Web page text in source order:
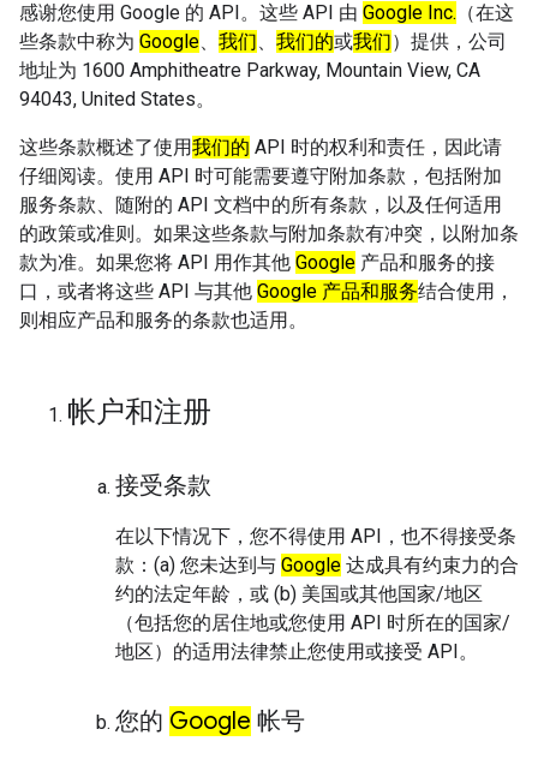
感谢您使用 Google 的 API。这些 API 由 Google Inc. （在这
些条款中称为 Google、 我们、 我们的或我们）提供，公司
地址为 1600 Amphitheatre Parkway, Mountain View, CA
94043, United States。
这些条款概述了使用我们的 API 时的权利和责任，因此请
仔细阅读。使用 API 时可能需要遵守附加条款，包括附加
服务条款、随附的 API 文档中的所有条款，以及任何适用
的政策或准则。如果这些条款与附加条款有冲突，以附加条
款为准。如果您将 API 用作其他 Google 产品和服务的接
口，或者将这些 API 与其他 Google 产品和服务结合使用，
则相应产品和服务的条款也适用。
帐户和注册
接受条款
在以下情况下，您不得使用 API，也不得接受条
款：(a) 您未达到与 Google 达成具有约束力的合
约的法定年龄，或 (b) 美国或其他国家/地区
（包括您的居住地或您使用 API 时所在的国家/
地区）的适用法律禁止您使用或接受 API。
您的 Google 帐号